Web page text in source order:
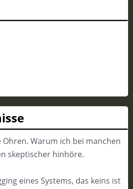
Ohren. Warum ich bei manchen
skeptischer hinhöre.
eines Systems, das keins ist